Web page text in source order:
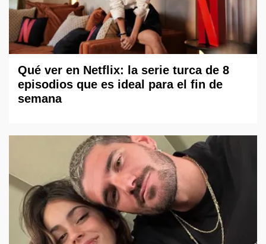
Qué ver en Netflix: la serie turca de 8
episodios que es ideal para el fin de
semana